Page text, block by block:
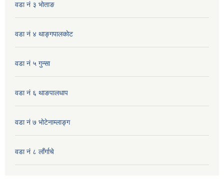
वडा नं ३ भाेताङ
वडा नं ४ थाङ्गपालकाेट
वडा नं ५ गुन्सा
वडा नं ६ थाङपालधाप
वडा नं ७ भाेटेनाम्लाङ्ग
वडा नं ८ लाँर्गाचे